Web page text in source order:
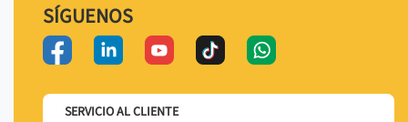
SÍGUENOS
SERVICIO AL CLIENTE